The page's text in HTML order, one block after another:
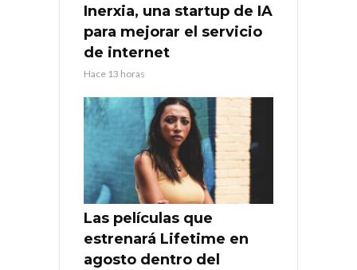
Inerxia, una startup de IA
para mejorar el servicio
de internet
Hace 13 horas
Las películas que
estrenará Lifetime en
agosto dentro del